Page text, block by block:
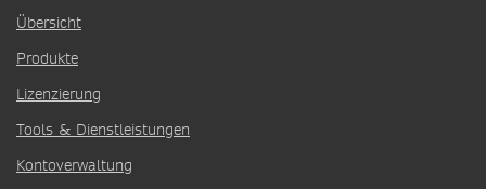
Übersicht
Produkte
Lizenzierung
Tools & Dienstleistungen
Kontoverwaltung